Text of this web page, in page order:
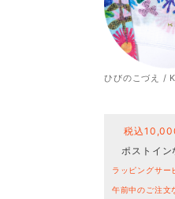
ひびのこづえ /
税込
ポストイ
ラッピングサー
午前中のご注文